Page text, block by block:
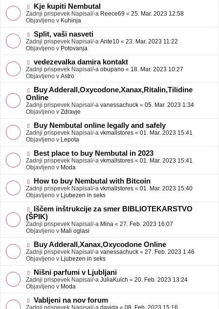
v
e
o
b
j
a
v
e
N
o
v
e
o
b
j
a
v
e
Kje kupiti Nembutal
Zadnji prispevek Napisal/-a Reece69 « 25. Mar. 2023 12:58
Objavljeno v Kuhinja
N
o
v
e
o
b
j
a
v
e
Split, vaši nasveti
Zadnji prispevek Napisal/-a Ante10 « 23. Mar. 2023 11:22
Objavljeno v Potovanja
N
o
v
e
o
b
j
a
v
e
vedezevalka damira kontakt
Zadnji prispevek Napisal/-a obupano « 18. Mar. 2023 10:27
Objavljeno v Astro
N
o
v
e
o
b
j
a
v
e
Buy Adderall,Oxycodone,Xanax,Ritalin,Tilidine
Online
Zadnji prispevek Napisal/-a vanessachuck « 05. Mar. 2023 1:34
Objavljeno v Zdravje
N
o
v
e
o
b
j
a
v
e
Buy Nembutal online legally and safely
Zadnji prispevek Napisal/-a vkmallstores « 01. Mar. 2023 15:41
Objavljeno v Lepota
N
o
v
e
o
b
j
a
v
e
Best place to buy Nembutal in 2023
Zadnji prispevek Napisal/-a vkmallstores « 01. Mar. 2023 15:41
Objavljeno v Moda
N
o
v
e
o
b
j
a
v
e
How to buy Nembutal with Bitcoin
Zadnji prispevek Napisal/-a vkmallstores « 01. Mar. 2023 15:40
Objavljeno v Ljubezen in seks
N
o
v
e
o
b
j
a
v
e
Iščem inštrukcije za smer BIBLIOTEKARSTVO
(ŠPIK)
Zadnji prispevek Napisal/-a Mina « 27. Feb. 2023 16:07
Objavljeno v Mali oglasi
N
o
v
e
o
b
j
a
v
e
Buy Adderall,Xanax,Oxycodone Online
Zadnji prispevek Napisal/-a vanessachuck « 27. Feb. 2023 1:46
Objavljeno v Ljubezen in seks
N
o
v
e
o
b
Nišni parfumi v Ljubljani
Zadnji prispevek Napisal/-a JuliaKulch « 20. Feb. 2023 13:24
Objavljeno v Moda
N
o
Vabljeni na nov forum